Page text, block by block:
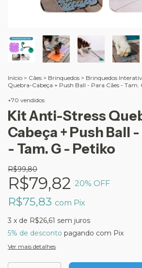
Início > Cães > Brinquedos > Brinquedos
Quebra-Cabeça + Push Ball - Para Cães - Tam.
+70 vendidos
Kit Anti-Stress
Cabeça + Push Ball
- Tam. G - Petiko
R$99,80
R$79,82 20% OFF
R$75,83 com Pix
3 x de R$26,61 sem juros
5% de desconto pagando com Pix
Ver mais detalhes